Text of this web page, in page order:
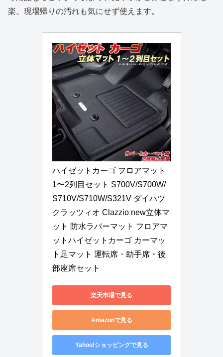
楽。現場帰りの汚れも気にせず使えます。
ハイゼットカーゴ フロアマット
1〜2列目セット S700V/S700W/
S710V/S710W/S321V ダイハツ
クラッツィオ Clazzio new立体マ
ット 防水ラバーマット フロアマ
ットハイゼットカーゴ カーマッ
ト足マット 運転席・助手席・後
部座席セット
楽天市場で見る
Amazonで見る
Yahoo!ショッピングで見る